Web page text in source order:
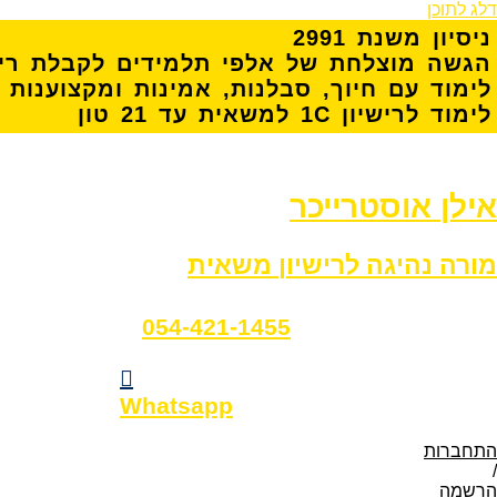
דלג לתוכן
ניסיון משנת 2991
הגשה מוצלחת של אלפי תלמידים לקבלת רי
לימוד עם חיוך, סבלנות, אמינות ומקצוענות
לימוד לרישיון 1C למשאית עד 21 טון
אילן אוסטרייכר
מורה נהיגה לרישיון משאית
054-421-1455
Whatsapp
התחברות
/
הרשמה